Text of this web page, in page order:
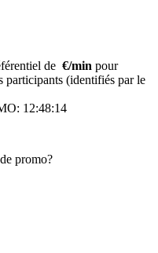
de €/min pour
participants (identifiés par le
12:48:14
promo?